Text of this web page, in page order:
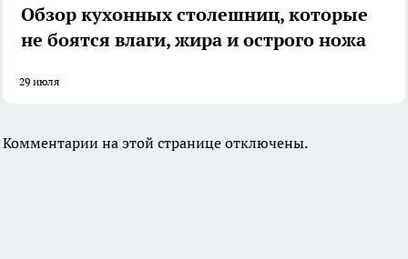
Обзор кухонных столешниц, которые
не боятся влаги, жира и острого ножа
29 июля
Комментарии на этой странице отключены.